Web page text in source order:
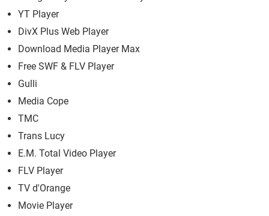
YT Player
DivX Plus Web Player
Download Media Player Max
Free SWF & FLV Player
Gulli
Media Cope
TMC
Trans Lucy
E.M. Total Video Player
FLV Player
TV d'Orange
Movie Player